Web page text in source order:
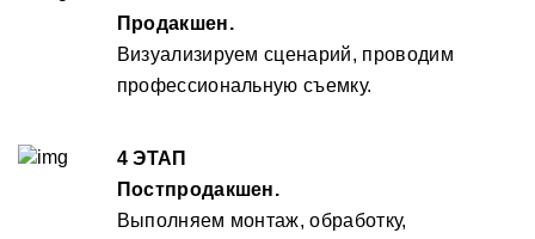
Продакшен.
Визуализируем сценарий, проводим
профессиональную съемку.
4 ЭТАП
Постпродакшен.
Выполняем монтаж, обработку,